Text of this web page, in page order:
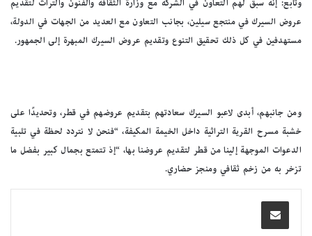
وتابع: إنه سبق لهم التعاون في الشركة مع وزارة الثقافة والفنون والتراث لتقديم
عروض السيرك في منتجع سيلين، بجانب التعاون مع العديد من الجهات في الدولة،
مستهدفين في كل ذلك تحقيق التنوع وتقديم عروض السيرك المبهرة إلى الجمهور.
ومن جانبهم، أبدى لاعبو السيرك سعادتهم بتقديم عروضهم في قطر، وتحديدًا على
خشبة مسرح القرية التراثية داخل الخيمة المكيفة، “فنحن لا نتردد لحظة في تلبية
الدعوات الموجهة إلينا من قطر لتقديم عروضنا بها، “إذ تتمتع بجمال كبير بفضل ما
تزخر به من زخم ثقافي ومنجز حضاري.